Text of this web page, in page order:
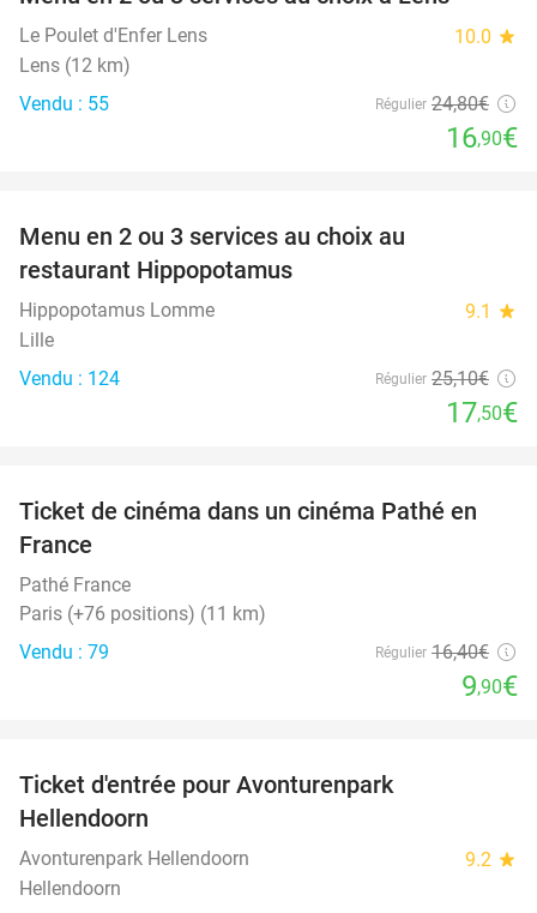
Le Poulet d'Enfer Lens 10.0 star
Lens (12 km)
Vendu : 55
Régulier 24,80€
16,90€
Menu en 2 ou 3 services au choix au
restaurant Hippopotamus
Hippopotamus Lomme 9.1 star
Lille
Vendu : 124
Régulier 25,10€
17,50€
40%
Ticket de cinéma dans un cinéma Pathé en
France
Pathé France
Paris (+76 positions) (11 km)
Vendu : 79
Régulier 16,40€
9,90€
Ticket d'entrée pour Avonturenpark
Hellendoorn
Avonturenpark Hellendoorn 9.2 star
Hellendoorn